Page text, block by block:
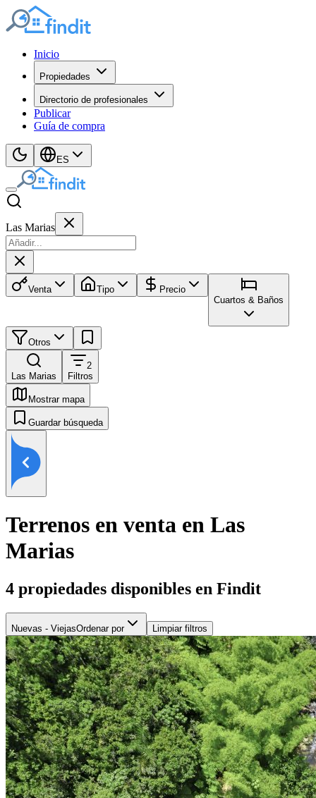
Inicio
Propiedades
Directorio de profesionales
Publicar
Guía de compra
ES
Las Marias
Venta Tipo
Precio
Cuartos & Baños
Otros
Las Marias
2
Filtros
Mostrar mapa
Guardar búsqueda
Terrenos en venta en Las
Marias
4 propiedades disponibles en Findit
Nuevas - ViejasOrdenar por Limpiar filtros